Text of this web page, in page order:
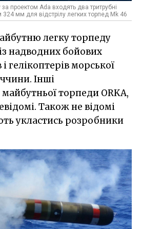
проектом Ada входять два тритрубні
324 мм для відстрілу легких торпед Мk 46
легку торпеду
надводних бойових
і гелікоптерів морської
Інші
торпеди ORKA,
Також не відомі
укластись розробники